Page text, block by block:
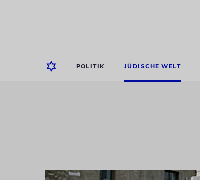
POLITIK JÜDISCHE WELT